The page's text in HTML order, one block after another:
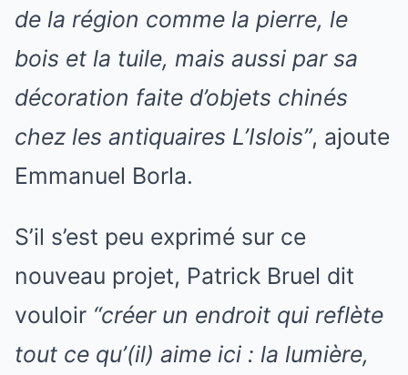
de la région comme la pierre, le
bois et la tuile, mais aussi par sa
décoration faite d’objets chinés
chez les antiquaires L’Islois”, ajoute
Emmanuel Borla.
S’il s’est peu exprimé sur ce
nouveau projet, Patrick Bruel dit
vouloir “créer un endroit qui reflète
tout ce qu’(il) aime ici : la lumière,